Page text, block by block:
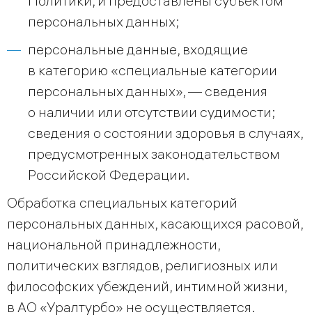
персональных данных;
персональные данные, входящие
в категорию «специальные категории
персональных данных», — сведения
о наличии или отсутствии судимости;
сведения о состоянии здоровья в случаях,
предусмотренных законодательством
Российской Федерации.
Обработка специальных категорий
персональных данных, касающихся расовой,
национальной принадлежности,
политических взглядов, религиозных или
философских убеждений, интимной жизни,
в АО «Уралтурбо» не осуществляется.